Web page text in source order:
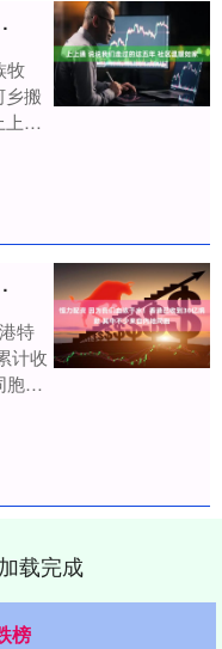
暖如家
牧
乡搬
通
政
来自内地同胞
特
计收
胞。
载完成
榜